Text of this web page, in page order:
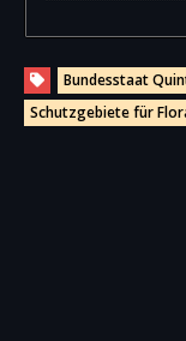
Bundesstaat
Schutzgebiete für